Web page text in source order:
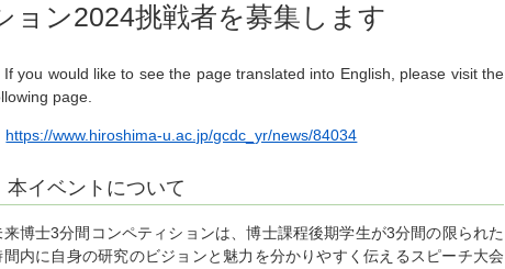
ョン2024挑戦者を募集します
If you would like to see the page translated into English, please visit the
page.
https://www.hiroshima-u.ac.jp/gcdc_yr/news/84034
本イベントについて
来博士3分間コンペティションは、博士課程後期学生が3分間の限られた
間内に自身の研究のビジョンと魅力を分かりやすく伝えるスピーチ大会